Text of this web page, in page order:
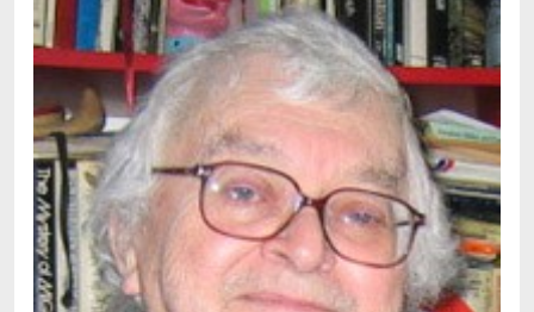
Abbot, Anthony
Abbott, John
Abbott, Megan
Abdel-Fattah, Randa
Abdolah, Kader
Abé, Kobo
Abedi, Isabel
Abele, Inga
Abgarjan, Narine
Abish, Walter
Aboulela, Leila
Abrahams, Peter (f. 1919)
Abrahams, Peter (f. 1947)